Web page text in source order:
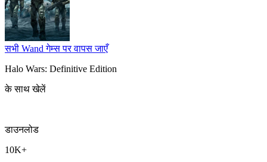
सभी Wand गेम्स पर वापस जाएँ
Halo Wars: Definitive Edition
के साथ खेलें
डाउनलोड
10K+